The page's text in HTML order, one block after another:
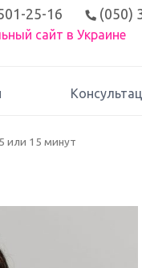
25-16 (050)
сайт в Украине
или 15 минут